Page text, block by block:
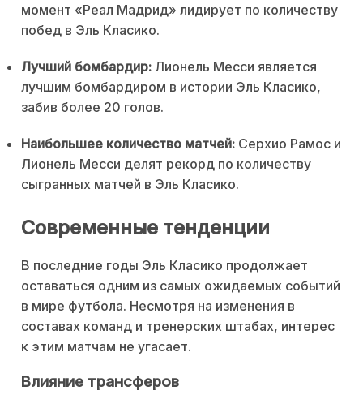
момент «Реал Мадрид» лидирует по количеству
побед в Эль Класико.
Лучший бомбардир: Лионель Месси является
лучшим бомбардиром в истории Эль Класико,
забив более 20 голов.
Наибольшее количество матчей: Серхио Рамос и
Лионель Месси делят рекорд по количеству
сыгранных матчей в Эль Класико.
Современные тенденции
В последние годы Эль Класико продолжает
оставаться одним из самых ожидаемых событий
в мире футбола. Несмотря на изменения в
составах команд и тренерских штабах, интерес
к этим матчам не угасает.
Влияние трансферов